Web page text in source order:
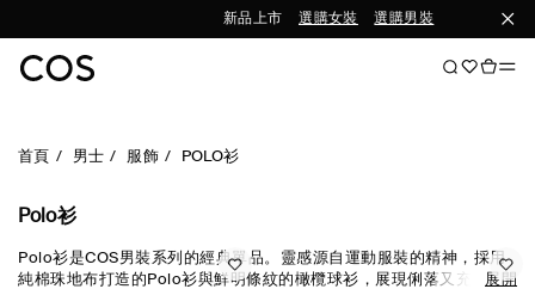
新品上市 選購女裝 選購男裝
首頁 男士 服飾 POLO衫
Polo衫
Polo衫是COS男裝系列的經典單品。靈感源自運動服裝的精神，採用
純棉珠地布打造的Polo衫與鮮明條紋的橄欖球衫，展現俐落又充滿活
展開